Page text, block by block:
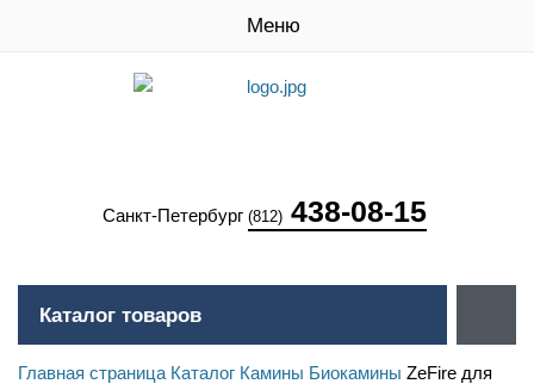
Меню
Санкт-Петербург (812) 438-08-15
Каталог товаров
Главная страница Каталог Камины Биокамины ZeFire для